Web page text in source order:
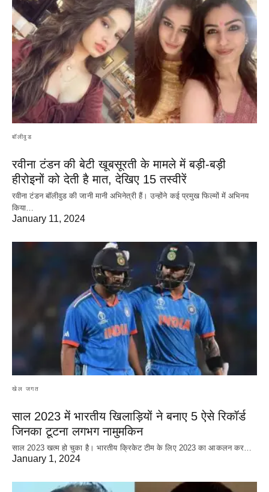
बॉलीवुड
रवीना टंडन की बेटी खूबसूरती के मामले में बड़ी-बड़ी
हीरोइनों को देती है मात, देखिए 15 तस्वीरें
रवीना टंडन बॉलीवुड की जानी मानी अभिनेत्री हैं। उन्होंने कई प्रमुख फिल्मों में अभिनय
किया…
January 11, 2024
खेल जगत
साल 2023 में भारतीय खिलाड़ियों ने बनाए 5 ऐसे रिकॉर्ड
जिनका टूटना लगभग नामुमकिन
साल 2023 खत्म हो चुका है। भारतीय क्रिकेट‌ टीम के लिए 2023 का आकलन कर…
January 1, 2024